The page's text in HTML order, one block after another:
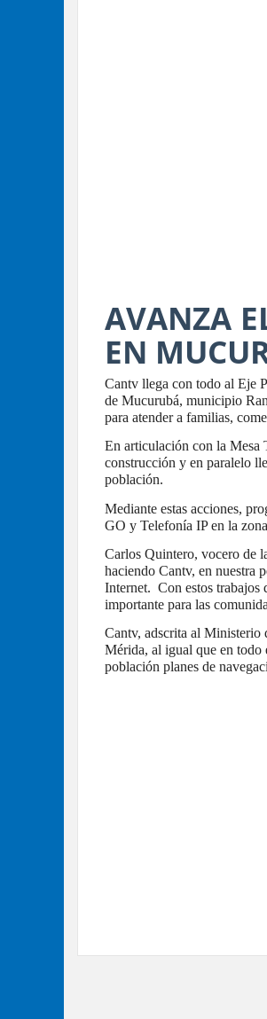
AVANZA
EN
Cantv llega con todo al Eje
de Mucurubá, municipio
para atender a familias,
En articulación con la Mesa
construcción y en paralelo
población.
Mediante estas acciones,
GO y Telefonía IP en la
Carlos Quintero, vocero de
haciendo Cantv, en nuestra
Internet. Con estos trabajos
importante para las
Cantv, adscrita al Ministerio
Mérida, al igual que en
población planes de